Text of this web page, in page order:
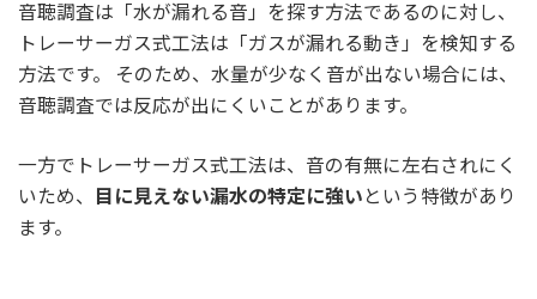
音聴調査は「水が漏れる音」を探す方法であるのに対し、
トレーサーガス式工法は「ガスが漏れる動き」を検知する
方法です。 そのため、水量が少なく音が出ない場合には、
音聴調査では反応が出にくいことがあります。
一方でトレーサーガス式工法は、音の有無に左右されにく
いため、
目に見えない漏水の特定に強い という特徴があり
ます。